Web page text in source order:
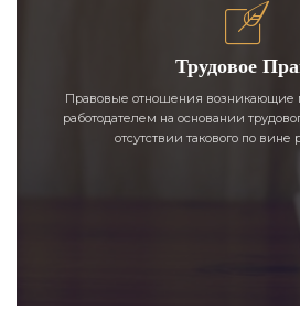
Трудовое
Правовые отношения возникающие
работодателем на основании
отсутствии такового по вине